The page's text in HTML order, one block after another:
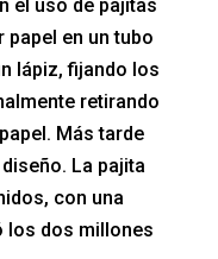
el uso de pajitas
papel en un tubo
lápiz, fijando los
retirando
Más tarde
La pajita
con una
los dos millones